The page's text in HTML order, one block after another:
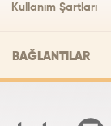
Kullanım Şartları
BAĞLANTILAR